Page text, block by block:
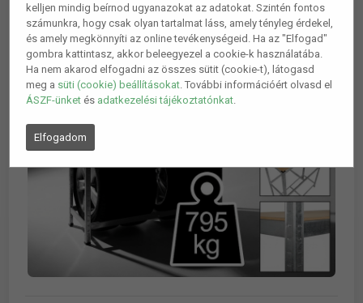
kelljen mindig beírnod ugyanazokat az adatokat. Szintén fontos
számunkra, hogy csak olyan tartalmat láss, amely tényleg érdekel,
és amely megkönnyíti az online tevékenységeid. Ha az "Elfogad"
gombra kattintasz, akkor beleegyezel a cookie-k használatába.
Ha nem akarod elfogadni az összes sütit (cookie-t), látogasd
meg a süti (cookie) beállításokat. További információért olvasd el
ÁSZF-ünket és adatkezelési tájékoztatónkat.
Elfogadom